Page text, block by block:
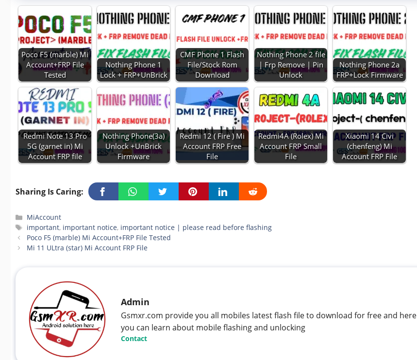
Poco F5 (marble) Mi
Account+FRP File
Tested
Nothing Phone 1
Lock + FRP+UnBrick
CMF Phone 1 Flash
File/Stock Rom
Download
Nothing Phone 2 file
| Frp Remove | Pin
Unlock
Nothing Phone 2a
FRP+Lock Firmware
Redmi Note 13 Pro
5G (garnet in) Mi
Account FRP file
Nothing Phone(3a)
Unlock +UnBrick
Firmware
Redmi 12 ( Fire ) Mi
Account FRP Free
File
Redmi4A (Rolex) Mi
Account FRP Small
File
Xiaomi 14 Civi
(chenfeng) Mi
Account FRP File
Sharing Is Caring:
Categories
MiAccount
Tags
important, important notice, important notice | please read before flashing
Poco F5 (marble) Mi Account+FRP File Tested
Mi 11 ULtra (star) Mi Account FRP File
Admin
Gsmxr.com provide you all mobiles latest flash file to download for free and here
you can learn about mobile flashing and unlocking
Contact